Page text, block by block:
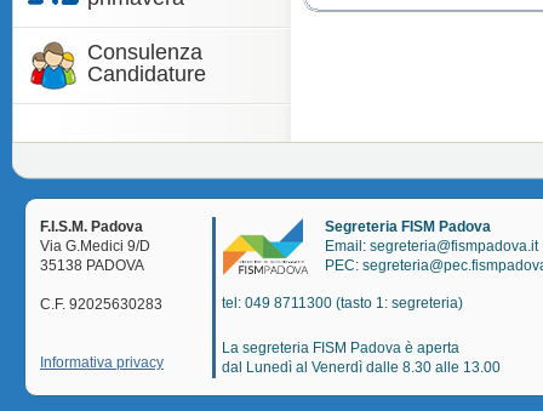
Consulenza
Candidature
F.I.S.M. Padova
Via G.Medici 9/D
35138 PADOVA
C.F. 92025630283
Informativa privacy
Segreteria FISM Padova
Email: segreteria@fismpadova.it
PEC:
tel: 049 8711300 (tasto 1: segreteria)
La segreteria FISM Padova è aperta
dal Lunedì al Venerdì dalle 8.30 alle 13.00